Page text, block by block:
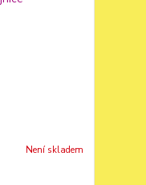
Není skladem